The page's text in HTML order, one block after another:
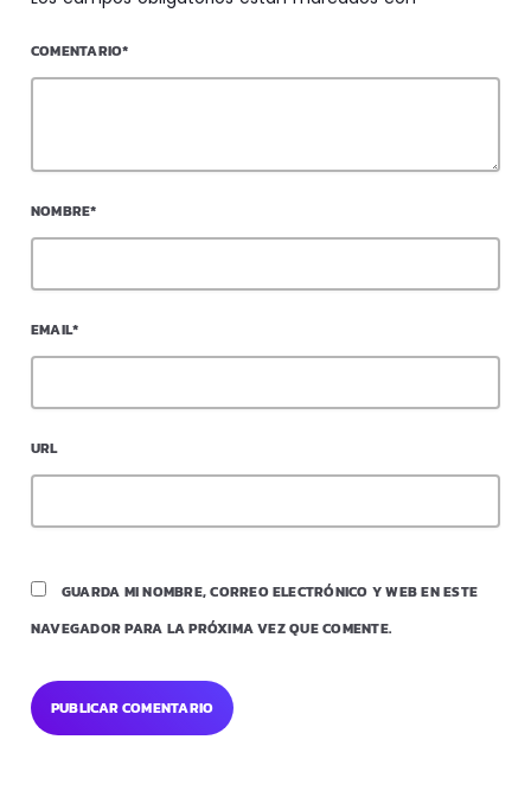
COMENTARIO*
NOMBRE*
EMAIL*
URL
GUARDA MI NOMBRE, CORREO ELECTRÓNICO Y WEB EN ESTE
NAVEGADOR PARA LA PRÓXIMA VEZ QUE COMENTE.